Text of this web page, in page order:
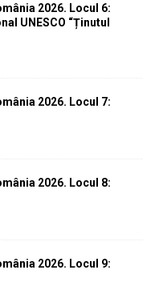
2026. Locul 6:
UNESCO “Ținutul
2026. Locul 7:
2026. Locul 8:
2026. Locul 9: